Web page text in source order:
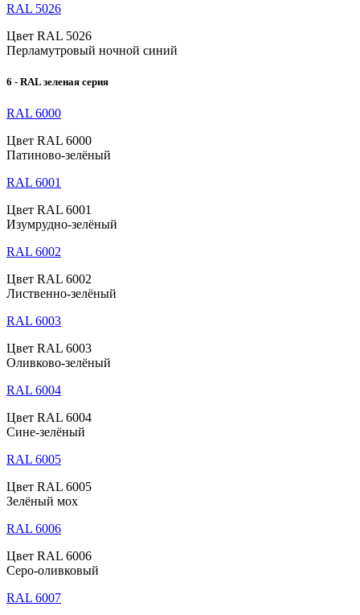
RAL 5026
Цвет RAL 5026
Перламутровый ночной синий
6 - RAL зеленая серия
RAL 6000
Цвет RAL 6000
Патиново-зелёный
RAL 6001
Цвет RAL 6001
Изумрудно-зелёный
RAL 6002
Цвет RAL 6002
Лиственно-зелёный
RAL 6003
Цвет RAL 6003
Оливково-зелёный
RAL 6004
Цвет RAL 6004
Сине-зелёный
RAL 6005
Цвет RAL 6005
Зелёный мох
RAL 6006
Цвет RAL 6006
Серо-оливковый
RAL 6007